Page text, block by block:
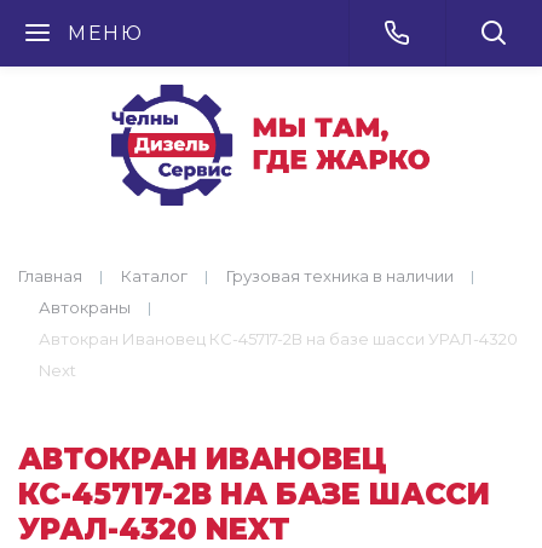
МЕНЮ
Главная Каталог
Грузовая техника в наличии
Автокраны
Автокран Ивановец КС-45717-2В на базе шасси УРАЛ-4320
Next
АВТОКРАН ИВАНОВЕЦ
КС-45717-2В НА БАЗЕ ШАССИ
УРАЛ-4320 NEXT